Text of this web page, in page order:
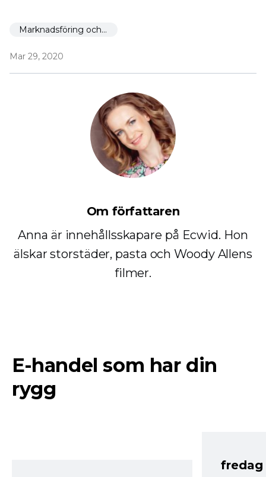
Marknadsföring och marknadsföring
Mar 29, 2020
Om författaren
Anna är innehållsskapare på Ecwid. Hon
älskar storstäder, pasta och Woody Allens
filmer.
E-handel som har din
rygg
fredag